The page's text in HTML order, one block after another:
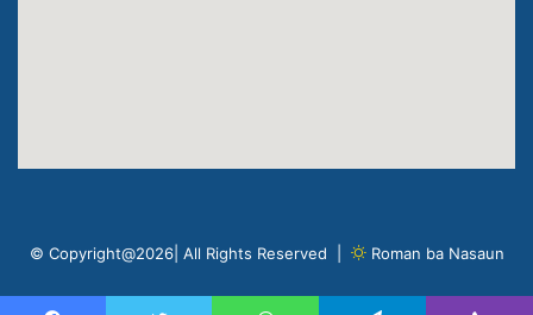
© Copyright@2026| All Rights Reserved | Roman ba Nasaun